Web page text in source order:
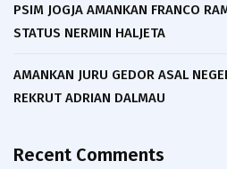
PSIM JOGJA AMANKAN FRANCO
STATUS NERMIN HALJETA
AMANKAN JURU GEDOR ASAL
REKRUT ADRIAN DALMAU
Recent Comments